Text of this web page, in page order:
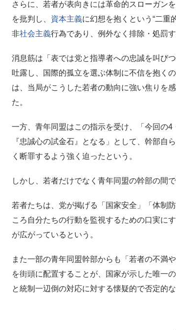
さらに、若者が表向きには革命的スローガン
を批判し、 資本主義に幻想を抱くという“二重
非社会主義行為であり、例外なく排除・処罰す
消息筋は「表では党と指導者への忠誠を叫び
吐露し、国際的孤立を選ぶ体制に不信を抱く
は、当局がこうした若者の動向に強い焦りを
た。
一方、青年同盟はこの指示を受け、「今回の4
『忠誠心の試金石』となる」として、幹部自
く断罪するよう強く迫ったという。
しかし、若者だけでなく青年同盟の幹部の間
若者たちは、党が掲げる「国家安全」「体制
ころ自分たちの行動を監視するための口実に
が広がっているという。
また一部の青年同盟幹部からも「若者の不満
を街頭に配置することが、国家が示した唯一
と統制一辺倒の対応に対する懐疑的で否定的な